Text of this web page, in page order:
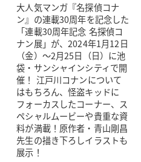
大人気マンガ『名探偵コナ
ン』の連載30周年を記念した
「連載30周年記念 名探偵コ
ナン展」が、2024年1月12日
（金）～2月25日（日）に池
袋・サンシャインシティで開
催！ 江戸川コナンについて
はもちろん、怪盗キッドに
フォーカスしたコーナー、ス
ペシャルムービーや貴重な資
料が満載！原作者・青山剛昌
先生の描き下ろしイラストも
展示！